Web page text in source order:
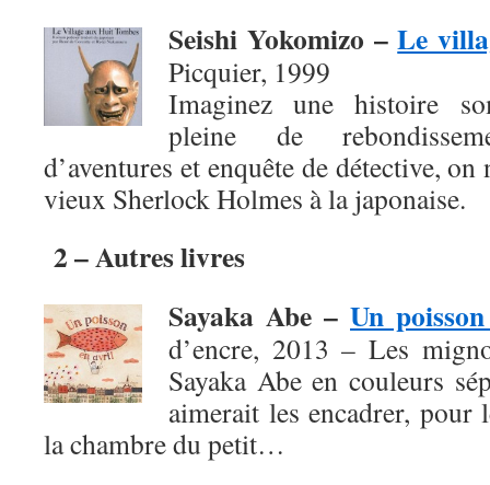
Seishi Yokomizo –Le
Picquier, 1999
Imaginez une histoire
pleine de
d’aventures et enquête de détective,
vieux Sherlock Holmes à la japonaise.
2 – Autres livres
Sayaka Abe – Un
d’encre, 2013 – Les
Sayaka Abe en couleurs
aimerait les encadrer, pour
la chambre du petit…